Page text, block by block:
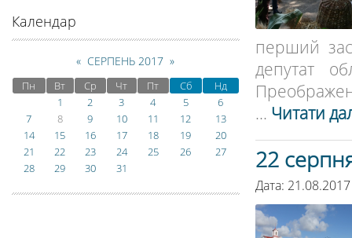
перший
депутат
... Читати
22
Дата:
Календар
« СЕРПЕНЬ 2017 »
Пн Вт Ср Чт Пт Сб
Нд
1
2 3 4 5
6
7
8 9 10 11 12
13
14
15 16 17 18 19
20
21
22 23 24 25 26
27
28
29 30 31